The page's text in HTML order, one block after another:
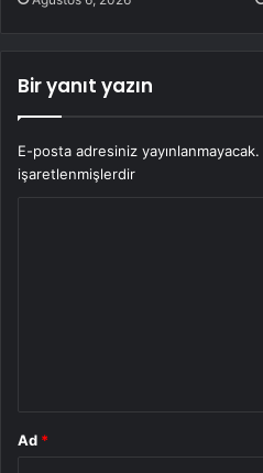
Bir yanıt yazın
E-posta adresiniz yayınlanmayacak.
işaretlenmişlerdir
Ad *